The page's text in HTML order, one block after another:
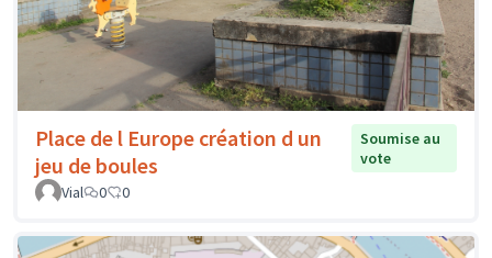
Place de l Europe création d un
jeu de boules
Soumise au
vote
Vial
0 0